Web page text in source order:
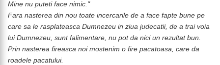
Mine nu puteti face nimic."
Fara nasterea din nou toate incercarile de a face fapte bune pe
care sa le rasplateasca Dumnezeu in ziua judecatii, de a trai voia
lui Dumnezeu, sunt falimentare, nu pot da nici un rezultat bun.
Prin nasterea fireasca noi mostenim o fire pacatoasa, care da
roadele pacatului.